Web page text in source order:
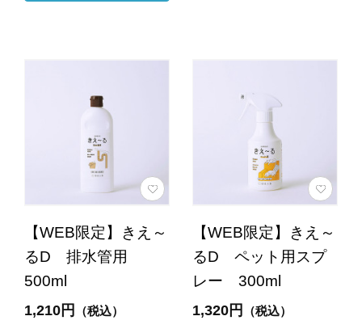
【WEB限定】きえ～
るD 排水管用
500ml
1,210円 （税込）
【WEB限定】きえ～
るD ペット用スプ
レー 300ml
1,320円 （税込）